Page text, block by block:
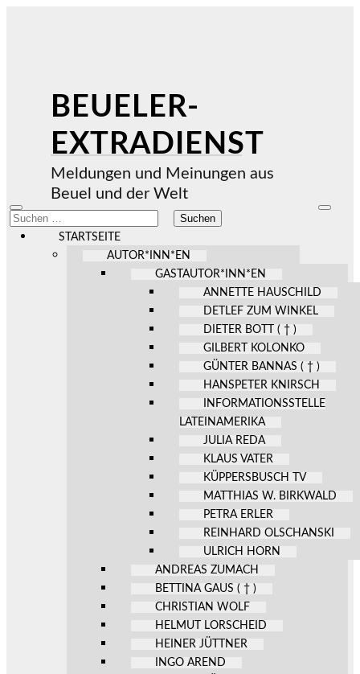
BEUELER-
EXTRADIENST
Meldungen und Meinungen aus
Beuel und der Welt
Mobile-
Menü
ein-/ausblenden
Suchen
nach:
STARTSEITE
AUTOR*INN*EN
GASTAUTOR*INN*EN
ANNETTE HAUSCHILD
DETLEF ZUM WINKEL
DIETER BOTT ( † )
GILBERT KOLONKO
GÜNTER BANNAS ( † )
HANSPETER KNIRSCH
INFORMATIONSSTELLE
LATEINAMERIKA
JULIA REDA
KLAUS VATER
KÜPPERSBUSCH TV
MATTHIAS W. BIRKWALD
PETRA ERLER
REINHARD OLSCHANSKI
ULRICH HORN
ANDREAS ZUMACH
BETTINA GAUS ( † )
CHRISTIAN WOLF
HELMUT LORSCHEID
HEINER JÜTTNER
INGO AREND